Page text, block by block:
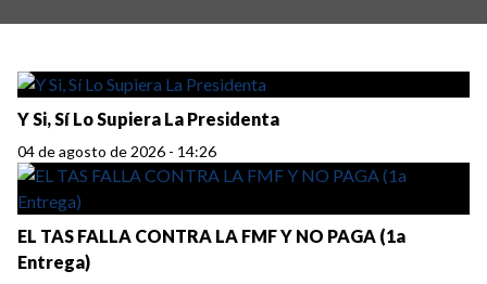
Y Si, Sí Lo Supiera La Presidenta
04 de agosto de 2026 - 14:26
EL TAS FALLA CONTRA LA FMF Y NO PAGA (1a
Entrega)